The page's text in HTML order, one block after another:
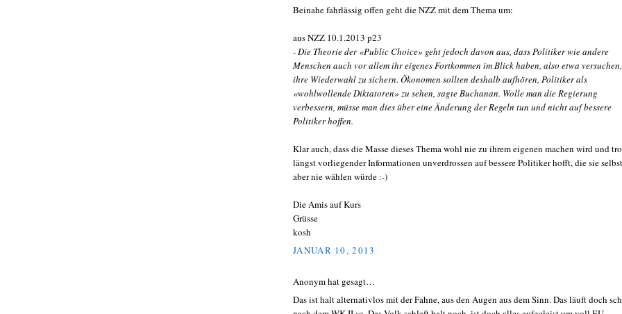
Beinahe fahrlässig offen geht die NZZ mit dem Thema um:
aus NZZ 10.1.2013 p23
- Die Theorie der «Public Choice» geht jedoch davon aus, dass Politiker wie andere
Menschen auch vor allem ihr eigenes Fortkommen im Blick haben, also etwa versuchen,
ihre Wiederwahl zu sichern. Ökonomen sollten deshalb aufhören, Politiker als
«wohlwollende Diktatoren» zu sehen, sagte Buchanan. Wolle man die Regierung
verbessern, müsse man dies über eine Änderung der Regeln tun und nicht auf bessere
Politiker hoffen.
Klar auch, dass die Masse dieses Thema wohl nie zu ihrem eigenen machen wird und
längst vorliegender Informationen unverdrossen auf bessere Politiker hofft, die sie selbst
aber nie wählen würde :-)
Die Amis auf Kurs
Grüsse
kosh
JANUAR 10, 2013
Anonym hat gesagt…
Das ist halt alternativlos mit der Fahne, aus den Augen aus dem Sinn. Das läuft doch